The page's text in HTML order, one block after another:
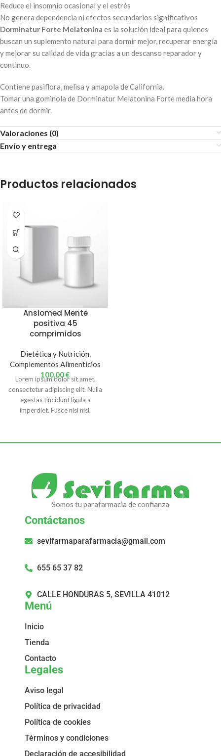
Reduce el insomnio ocasional y el estrés
No genera dependencia ni efectos secundarios significativos
Dorminatur Forte Melatonina es la solución ideal para quienes
buscan un suplemento natural para dormir mejor, recuperar energía
y mejorar su calidad de vida gracias a un descanso reparador y
continuo.
Contiene pasiflora, melisa y amapola de California.
Tomar una gominola de Dorminatur Melatonina Forte media hora
antes de dormir.
Valoraciones (0)
Envío y entrega
Productos relacionados
Ansiomed Mente
positiva 45
comprimidos
Dietética y Nutrición,
Complementos Alimenticios
100,00€
Lorem ipsum dolor sit amet,
consectetur adipiscing elit. Nulla
egestas tincidunt ligula a
imperdiet. Fusce nisl nisl,
ipsum ut lectus accumsan auctor
imperdiet, varius iaculis enim
porttitor. Integer in diam
rhoncus, tincidunt tellus quis,
posuere diam. Aliquam erat
volutpat. Proin in placerat dui.
Nunc lobortis ante ut urna
lacinia. Maecenas at lorem vitae
quis tortor vel urna tristique
ex. Aenean fringilla lacus ut
egestas venenatis. Mauris quis
congue ut turpis ac, consequat
commodo mauris. Pellentesque
Somos tu parafarmacia de confianza
Menú
Inicio
Tienda
Contacto
Legales
Aviso legal
Política de privacidad
Política de cookies
Términos y condiciones
Declaración de accesibilidad
Contáctanos
sevifarmaparafarmacia@gmail.com
655 65 37 82
CALLE HONDURAS 5, SEVILLA 41012